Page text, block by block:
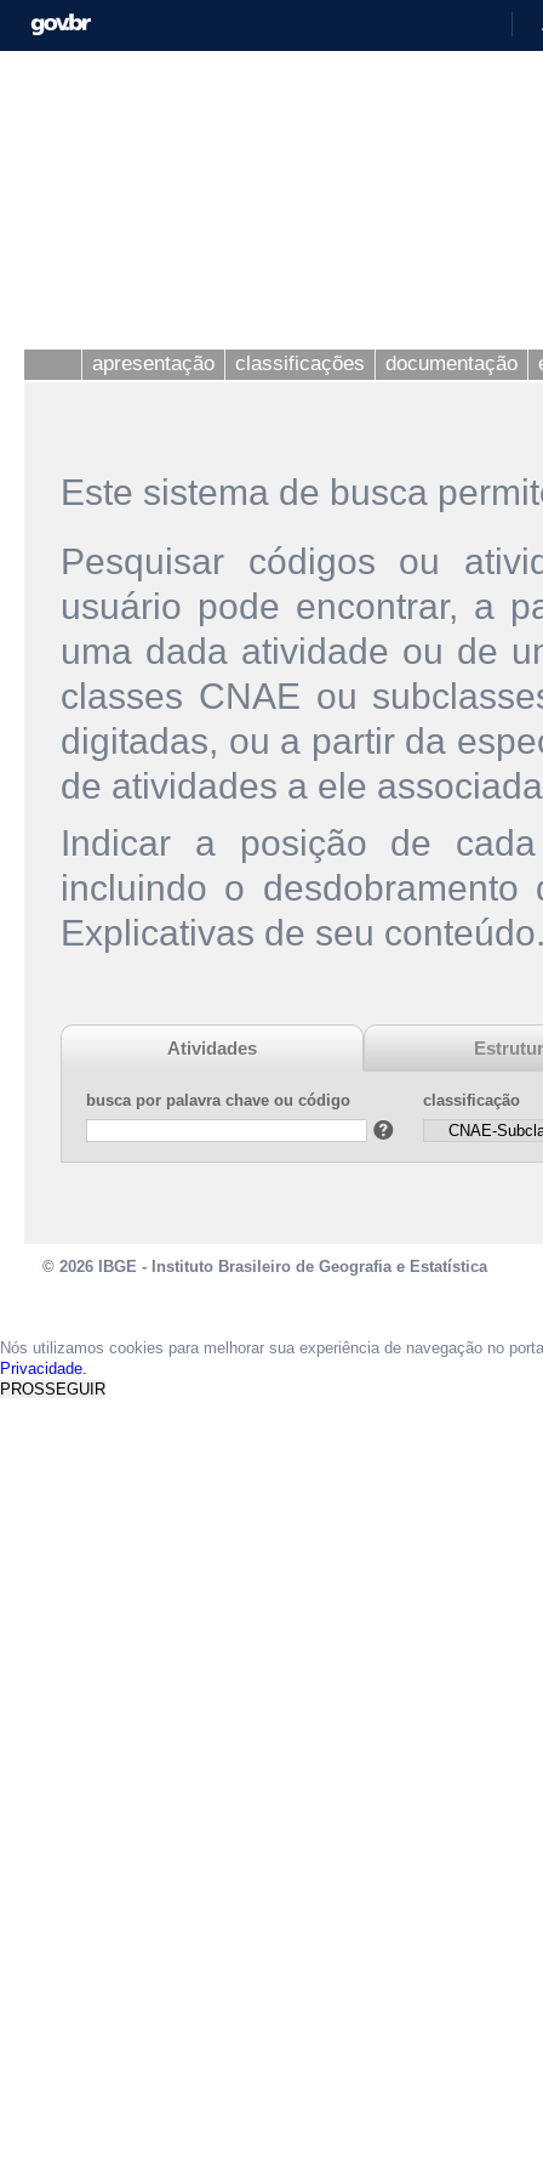
apresentação classificações documentação
Este sistema de busca
Pesquisar códigos ou
usuário pode encontrar, a
uma dada atividade ou de
classes CNAE ou
digitadas, ou a partir da
de atividades a ele
Indicar a posição de
incluindo o
Explicativas de seu
Atividades
busca por palavra chave ou código classificação
© 2026 IBGE - Instituto Brasileiro de Geografia e Estatística
Nós utilizamos cookies para melhorar sua experiência de navegação no
Privacidade.
PROSSEGUIR